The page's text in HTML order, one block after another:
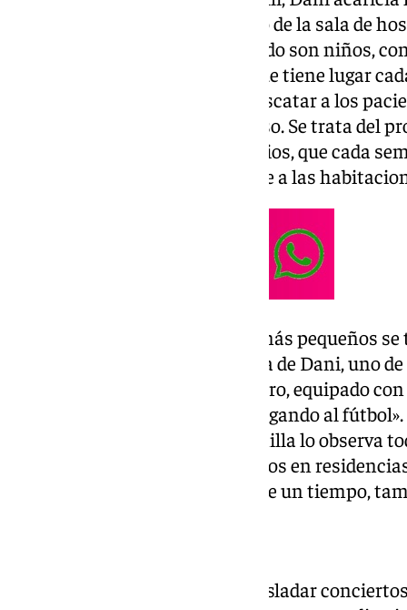
pasillo. Sí, sí, un piano en medio de la sala de
asientos de la sala de espera, todo son niños,
mirada. Es todo un concierto que tiene lugar
hospitalario granadino, para rescatar a los
la incómoda rutina de un ingreso. Se trata del
por el Conservatorio Ángel Barrios, que cada
auditorio y la lleva directamente a las
Entre el público, alguno de los más pequeños
teletransportarse con la música de Dani, uno
en la montaña», expone uno. Otro, equipado
Española, afirma que se veía «jugando al fútbol».
abundan. Al fondo, Marián Munilla lo observa
que se lleva desarrollando 14 años en
o espacios similares. Desde hace un tiempo,
«Propuse al equipo directivo trasladar